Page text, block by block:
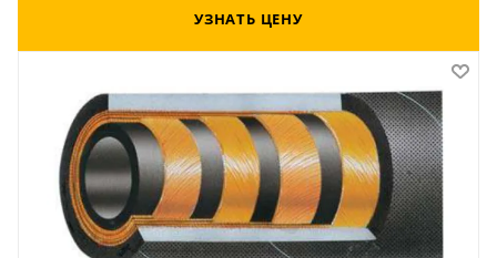
УЗНАТЬ ЦЕНУ